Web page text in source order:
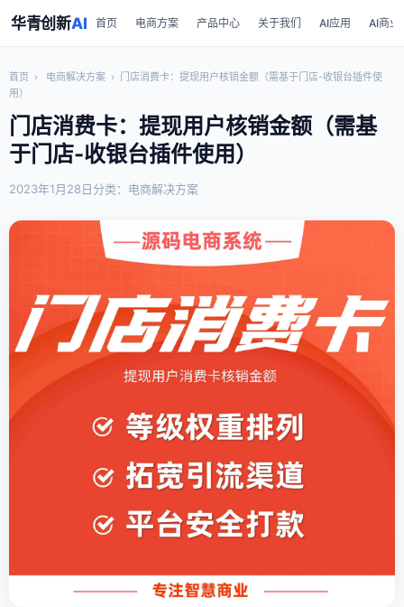
华青创新AI 首页 电商方案 产品中心 关于我们 AI应用 AI商业
首页 › 电商解决方案 › 门店消费卡：提现用户核销金额（需基于门店-收银台插件使
用）
门店消费卡：提现用户核销金额（需基
于门店-收银台插件使用）
2023年1月28日分类：电商解决方案